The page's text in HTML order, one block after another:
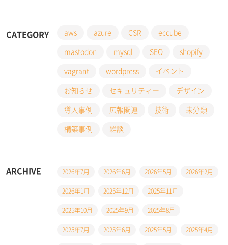
CATEGORY aws azure CSR eccube
mastodon mysql SEO shopify
vagrant wordpress イベント
お知らせ セキュリティー デザイン
導入事例 広報関連 技術 未分類
構築事例 雑談
ARCHIVE 2026年7月 2026年6月 2026年5月 2026年2月
2026年1月 2025年12月 2025年11月
2025年10月 2025年9月 2025年8月
2025年7月 2025年6月 2025年5月 2025年4月